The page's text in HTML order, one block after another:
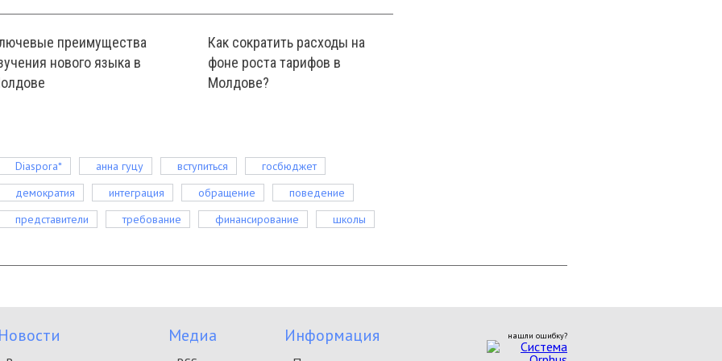
преимущества
нового языка в
Как сократить расходы на
фоне роста тарифов в
Молдове?
Diaspora* анна гуцу вступиться
госбюджет
демократия
интеграция обращение
поведение
представители
требование финансирование школы
Новости Медиа Информация нашли ошибку?